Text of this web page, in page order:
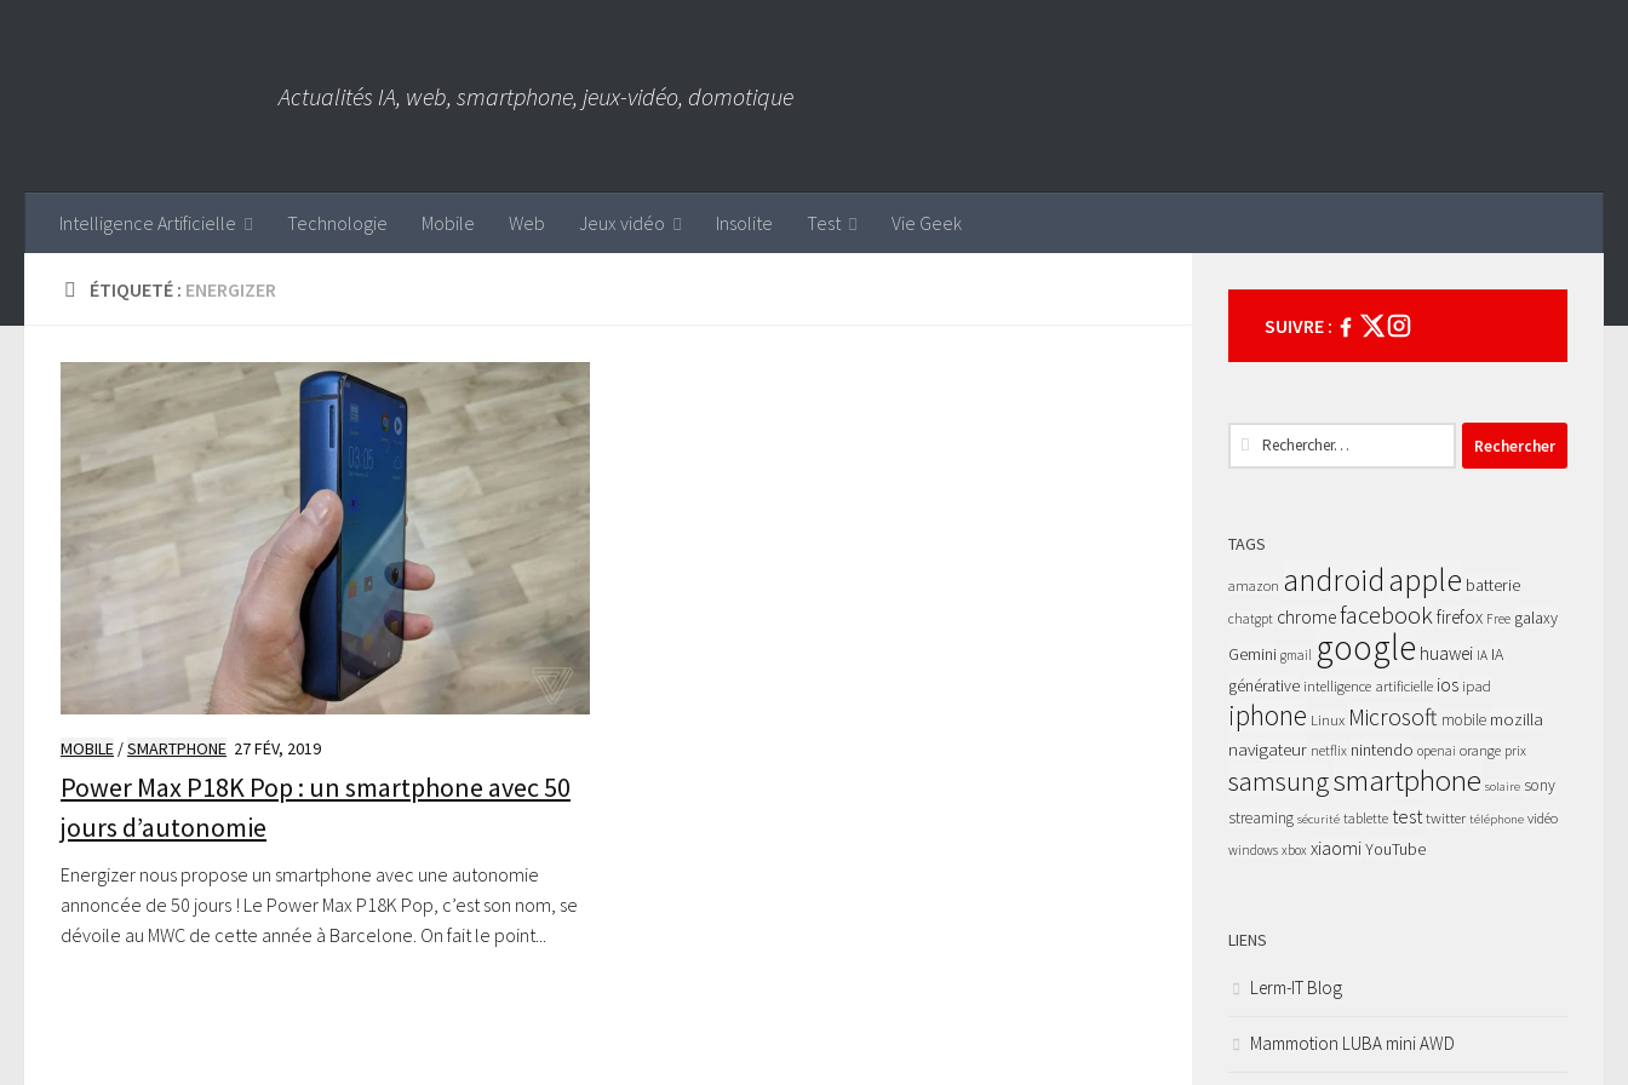
Actualités IA, web, smartphone, jeux-vidéo, domotique
Intelligence Artificielle Technologie Mobile Web Jeux vidéo Insolite Test Vie Geek
ÉTIQUETÉ : ENERGIZER
MOBILE /SMARTPHONE 27 FÉV, 2019
Power Max P18K Pop : un smartphone avec 50
jours d’autonomie
Energizer nous propose un smartphone avec une autonomie
annoncée de 50 jours ! Le Power Max P18K Pop, c’est son nom, se
dévoile au MWC de cette année à Barcelone. On fait le point...
SUIVRE :
Rechercher :
TAGS
amazon androidapple batterie
chatgpt chromefacebookfirefox Free galaxy
Gemini gmail google huawei IA IA
générative intelligence artificielle ios ipad
iphone Linux Microsoft mobile mozilla
navigateur netflix nintendo openai orange prix
samsungsmartphone solaire sony
streaming sécurité tablette testtwitter téléphone vidéo
windows xbox xiaomiYouTube
LIENS
Lerm-IT Blog
Mammotion LUBA mini AWD